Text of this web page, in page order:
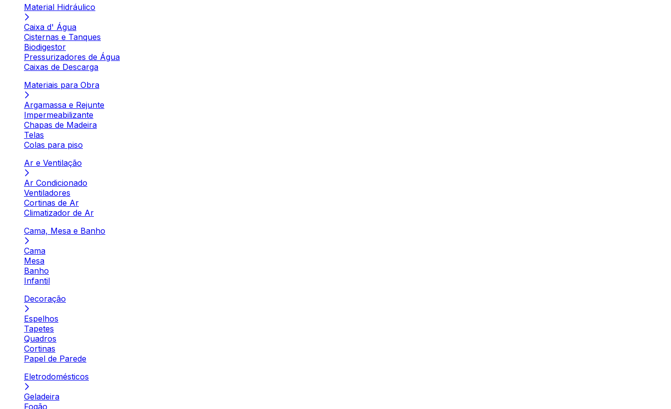
Material Hidráulico
Caixa d' Água
Cisternas e Tanques
Biodigestor
Pressurizadores de Água
Caixas de Descarga
Materiais para Obra
Argamassa e Rejunte
Impermeabilizante
Chapas de Madeira
Telas
Colas para piso
Ar e Ventilação
Ar Condicionado
Ventiladores
Cortinas de Ar
Climatizador de Ar
Cama, Mesa e Banho
Cama
Mesa
Banho
Infantil
Decoração
Espelhos
Tapetes
Quadros
Cortinas
Papel de Parede
Eletrodomésticos
Geladeira
Fogão